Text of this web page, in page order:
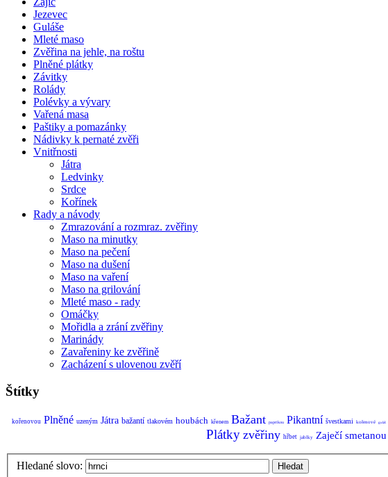
Jezevec
Guláše
Mleté maso
Zvěřina na jehle, na roštu
Plněné plátky
Závitky
Rolády
Polévky a vývary
Vařená masa
Paštiky a pomazánky
Nádivky k pernaté zvěři
Vnitřnosti
Játra
Ledvinky
Srdce
Kořínek
Rady a návody
Zmrazování a rozmraz. zvěřiny
Maso na minutky
Maso na pečení
Maso na dušení
Maso na vaření
Maso na grilování
Mleté maso - rady
Omáčky
Mořidla a zrání zvěřiny
Marinády
Zavařeniny ke zvěřině
Zacházení s ulovenou zvěří
Štítky
kořenovou Plněné uzeným Játra bažantí tlakovém houbách křenem Bažant paprikou Pikantní švestkami kořenové guláš
Plátky zvěřiny hřbet jablky Zaječí smetanou
Hledané slovo: Hledat